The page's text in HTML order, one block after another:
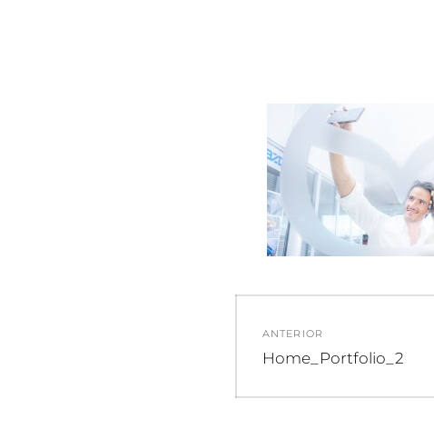
de
entradas
ANTERIOR
Entrada
Home_Portfolio_2